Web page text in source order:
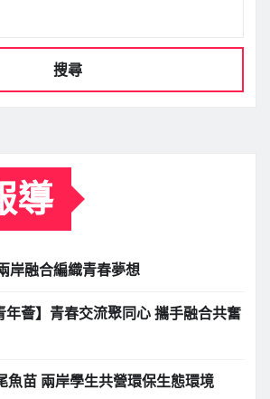
搜尋
導
岸融合編織青春夢想
年薈】青春交流聚同心 攜手融合共奮
魚苗 兩岸學生共營環保生態環境